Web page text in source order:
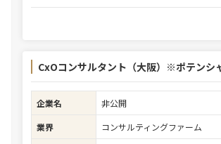
CxOコンサルタント（大阪）※ポテンシ
企業名
非公開
業界
コンサルティングファーム